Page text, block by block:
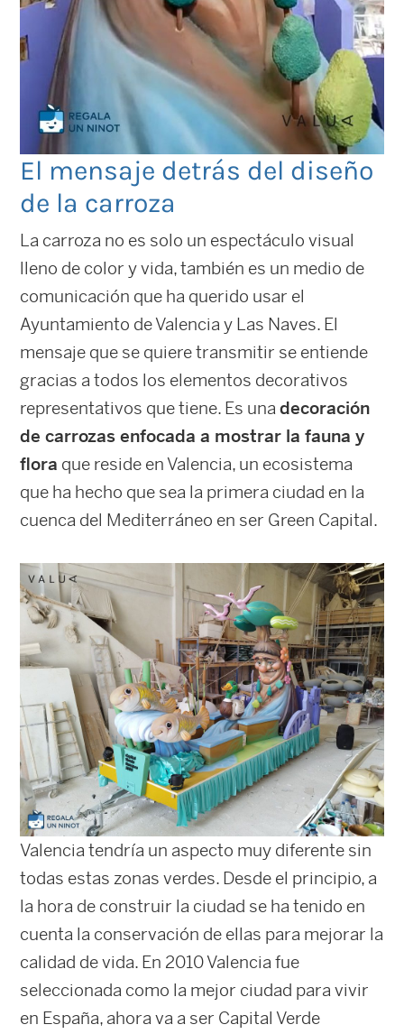
El mensaje detrás del diseño
de la carroza
La carroza no es solo un espectáculo visual
lleno de color y vida, también es un medio de
comunicación que ha querido usar el
Ayuntamiento de Valencia y Las Naves. El
mensaje que se quiere transmitir se entiende
gracias a todos los elementos decorativos
representativos que tiene. Es una decoración
de carrozas enfocada a mostrar la fauna y
flora que reside en Valencia, un ecosistema
que ha hecho que sea la primera ciudad en la
cuenca del Mediterráneo en ser Green Capital.
Valencia tendría un aspecto muy diferente sin
todas estas zonas verdes. Desde el principio, a
la hora de construir la ciudad se ha tenido en
cuenta la conservación de ellas para mejorar la
calidad de vida. En 2010 Valencia fue
seleccionada como la mejor ciudad para vivir
en España, ahora va a ser Capital Verde